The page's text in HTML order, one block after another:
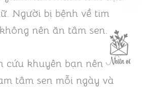
Người bị bệnh về tim
nên ăn tâm sen.
cứu khuyên bạn nên
tâm sen mỗi ngày và